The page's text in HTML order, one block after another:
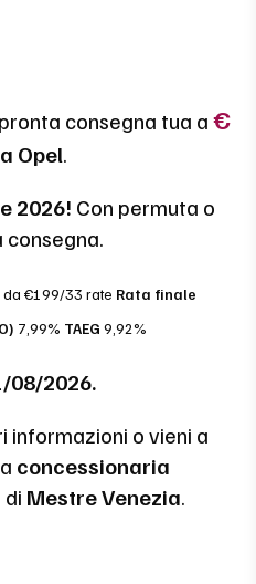
consegna tua a€
Opel.
2026! Con permuta o
da €199/33 rate Rata finale
7,99% TAEG 9,92%
08/2026.
o vieni a
concessionaria
Mestre Venezia.